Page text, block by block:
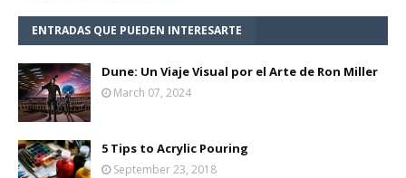
ENTRADAS QUE PUEDEN INTERESARTE
Dune: Un Viaje Visual por el Arte de Ron Miller
March 07, 2024
5 Tips to Acrylic Pouring
September 23, 2018